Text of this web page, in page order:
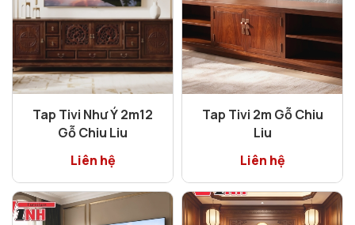
Tap Tivi Như Ý 2m12
Gỗ Chiu Liu
Liên hệ
Tap Tivi 2m Gỗ Chiu
Liu
Liên hệ